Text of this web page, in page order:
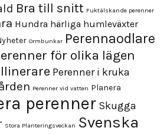
Bra till snitt Fuktälskande perenner
Hundra härliga humleväxter
Ormbunkar Perennaodlare
för olika lägen
Perenner i kruka
Perenner vid vatten Planera
perenner Skugga
Stora Planteringsveckan Svenska